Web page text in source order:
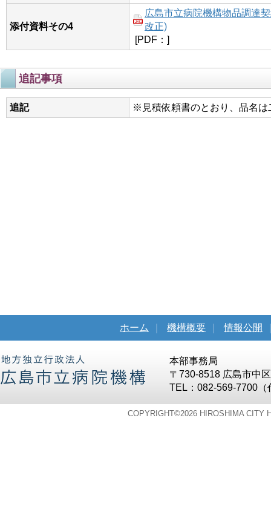
添付資料その4
広島市立病院機構物品調達
改正)
[PDF：]
追記事項
追記 ※見積依頼書のとおり、品名
ホーム 機構概要 情報公開
本部事務局
〒730-8518 広島市中
TEL：082-569-7700
COPYRIGHT©2026 HIROSHIMA CITY